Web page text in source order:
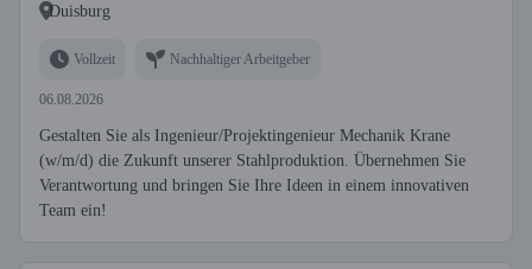
Duisburg
Vollzeit Nachhaltiger Arbeitgeber
06.08.2026
Gestalten Sie als Ingenieur/Projektingenieur Mechanik Krane
(w/m/d) die Zukunft unserer Stahlproduktion. Übernehmen Sie
Verantwortung und bringen Sie Ihre Ideen in einem innovativen
Team ein!